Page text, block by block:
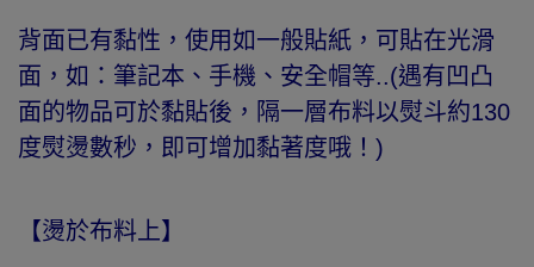
背面已有黏性，使用如一般貼紙，可貼在光滑
面，如：筆記本、手機、安全帽等..(遇有凹凸
面的物品可於黏貼後，隔一層布料以熨斗約130
度熨燙數秒，即可增加黏著度哦！)
【燙於布料上】